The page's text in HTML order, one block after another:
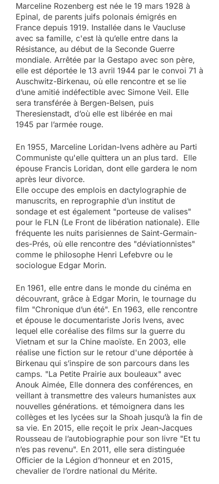
Marceline Rozenberg est née le 19 mars 1928 à
Epinal, de parents juifs polonais émigrés en
France depuis 1919. Installée dans le Vaucluse
avec sa famille, c'est là qu’elle entre dans la
Résistance, au début de la Seconde Guerre
mondiale. Arrêtée par la Gestapo avec son père,
elle est déportée le 13 avril 1944 par le convoi 71 à
Auschwitz-Birkenau, où elle rencontre et se lie
d’une amitié indéfectible avec Simone Veil. Elle
sera transférée à Bergen-Belsen, puis
Theresienstadt, d’où elle est libérée en mai
1945 par l’armée rouge.
En 1955, Marceline Loridan-Ivens adhère au Parti
Communiste qu'elle quittera un an plus tard. Elle
épouse Francis Loridan, dont elle gardera le nom
après leur divorce.
Elle occupe des emplois en dactylographie de
manuscrits, en reprographie d’un institut de
sondage et est également "porteuse de valises"
pour le FLN (Le Front de libération nationale). Elle
fréquente les nuits parisiennes de Saint-Germain-
des-Prés, où elle rencontre des "déviationnistes"
comme le philosophe Henri Lefebvre ou le
sociologue Edgar Morin.
En 1961, elle entre dans le monde du cinéma en
découvrant, grâce à Edgar Morin, le tournage du
film "Chronique d’un été". En 1963, elle rencontre
et épouse le documentariste Joris Ivens, avec
lequel elle coréalise des films sur la guerre du
Vietnam et sur la Chine maoïste. En 2003, elle
réalise une fiction sur le retour d'une déportée à
Birkenau qui s’inspire de son parcours dans les
camps. "La Petite Prairie aux bouleaux" avec
Anouk Aimée, Elle donnera des conférences, en
veillant à transmettre des valeurs humanistes aux
nouvelles générations. et témoignera dans les
collèges et les lycées sur la Shoah jusqu’à la fin de
sa vie. En 2015, elle reçoit le prix Jean-Jacques
Rousseau de l’autobiographie pour son livre "Et tu
n’es pas revenu". En 2011, elle sera distinguée
Officier de la Légion d’honneur et en 2015,
chevalier de l’ordre national du Mérite.